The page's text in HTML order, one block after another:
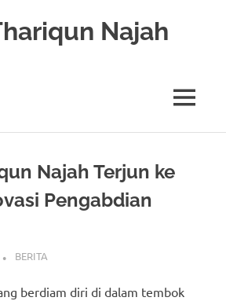
Najah
MENU
Najah Terjun ke
Pengabdian
BERITA
berdiam diri di dalam tembok